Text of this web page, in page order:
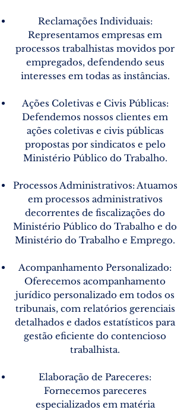
Reclamações Individuais:
Representamos empresas em
processos trabalhistas movidos por
empregados, defendendo seus
interesses em todas as instâncias.
Ações Coletivas e Civis Públicas:
Defendemos nossos clientes em
ações coletivas e civis públicas
propostas por sindicatos e pelo
Ministério Público do Trabalho.
Processos Administrativos: Atuamos
em processos administrativos
decorrentes de fiscalizações do
Ministério Público do Trabalho e do
Ministério do Trabalho e Emprego.
Acompanhamento Personalizado:
Oferecemos acompanhamento
jurídico personalizado em todos os
tribunais, com relatórios gerenciais
detalhados e dados estatísticos para
gestão eficiente do contencioso
trabalhista.
Elaboração de Pareceres:
Fornecemos pareceres
especializados em matéria